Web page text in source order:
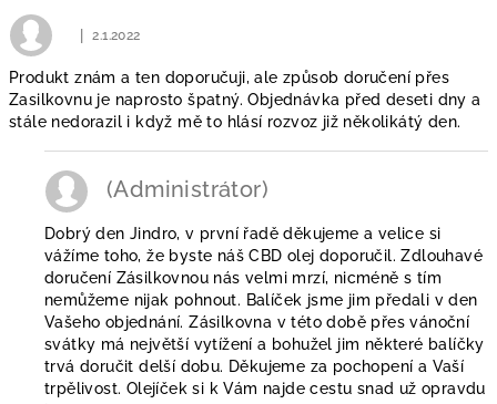
s
h
o
d
Hodnocení obchodu je 3 z 5 hvězdiček.
| 2.1.2022
Produkt znám a ten doporučuji, ale způsob doručení přes
Zasilkovnu je naprosto špatný. Objednávka před deseti dny a
stále nedorazil i když mě to hlásí rozvoz již několikátý den.
(Administrátor)
Dobrý den Jindro, v první řadě děkujeme a velice si
vážíme toho, že byste náš CBD olej doporučil. Zdlouhavé
doručení Zásilkovnou nás velmi mrzí, nicméně s tím
nemůžeme nijak pohnout. Balíček jsme jim předali v den
Vašeho objednání. Zásilkovna v této době přes vánoční
svátky má největší vytížení a bohužel jim některé balíčky
trvá doručit delší dobu. Děkujeme za pochopení a Vaší
trpělivost. Olejíček si k Vám najde cestu snad už opravdu